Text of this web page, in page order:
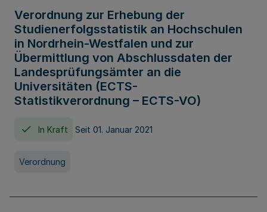
Verordnung zur Erhebung der
Studienerfolgsstatistik an Hochschulen
in Nordrhein-Westfalen und zur
Übermittlung von Abschlussdaten der
Landesprüfungsämter an die
Universitäten (ECTS-
Statistikverordnung – ECTS-VO)
In Kraft Seit 01. Januar 2021
Verordnung